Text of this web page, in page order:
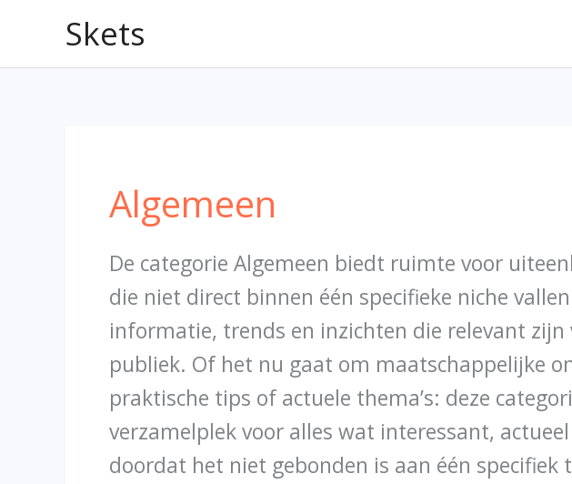
de
Skets
Algemeen
De categorie Algemeen biedt ruimte voor
die niet direct binnen één specifieke niche
informatie, trends en inzichten die relevant zijn
publiek. Of het nu gaat om maatschappelijke
praktische tips of actuele thema’s: deze
verzamelplek voor alles wat interessant,
doordat het niet gebonden is aan één